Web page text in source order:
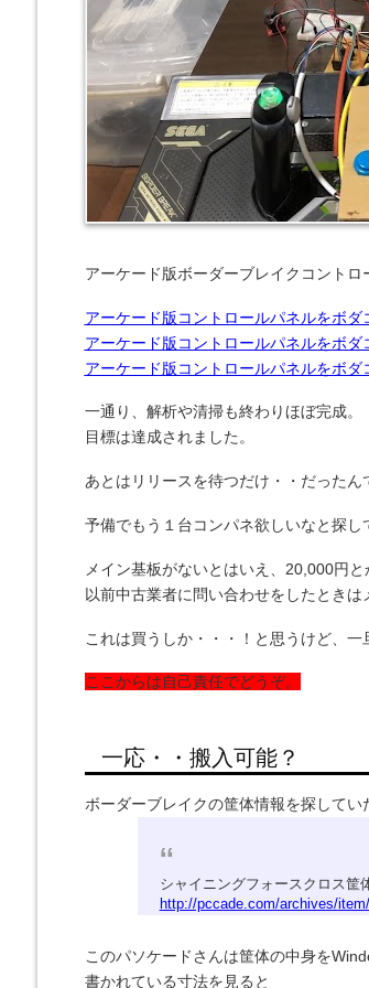
アーケード版ボーダーブレイクコントロ
アーケード版コントロールパネルをボダ
アーケード版コントロールパネルをボダ
アーケード版コントロールパネルをボダ
一通り、解析や清掃も終わりほぼ完成。
目標は達成されました。
あとはリリースを待つだけ・・だったん
予備でもう１台コンパネ欲しいなと探し
メイン基板がないとはいえ、20,000円と
以前中古業者に問い合わせをしたときは
これは買うしか・・・！と思うけど、一
ここからは自己責任でどうぞ。
一応・・搬入可能？
ボーダーブレイクの筐体情報を探してい
シャイニングフォースクロス筐
http://pccade.com/archives/
このパソケードさんは筐体の中身を
書かれている寸法を見ると